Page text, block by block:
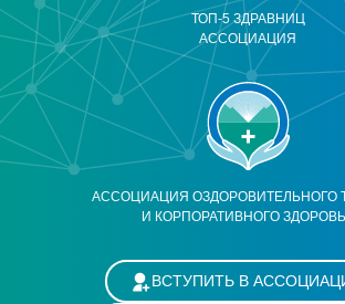
АССОЦИАЦИЯ ОЗДОРОВИТЕЛЬНОГО
И КОРПОРАТИВНОГО
ТОП-5 ЗДРАВНИЦ
АССОЦИАЦИЯ
ВСТУПИТЬ В